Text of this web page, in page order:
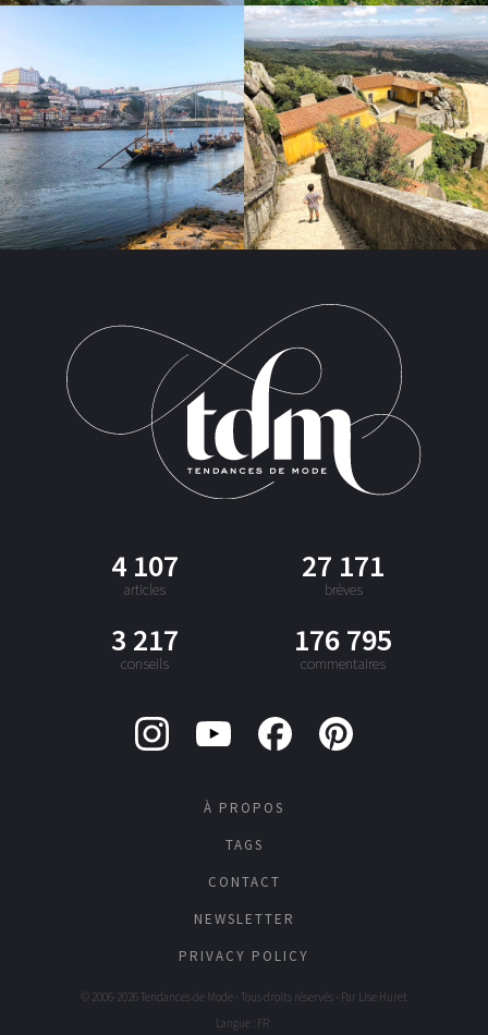
4 107
articles
27 171
brèves
3 217
conseils
176 795
commentaires
À PROPOS
TAGS
CONTACT
NEWSLETTER
PRIVACY POLICY
© 2006-2026 Tendances de Mode - Tous droits réservés - Par Lise Huret
Langue : FR